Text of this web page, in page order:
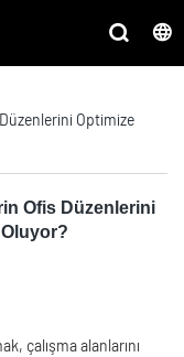
Optimize
Ofis Düzenlerini
Oluyor?
çalışma alanlarını